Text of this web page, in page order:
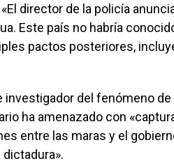
director de la policía
Este país no habría
pactos posteriores,
investigador del fenómeno
ha amenazado con
entre las maras y el